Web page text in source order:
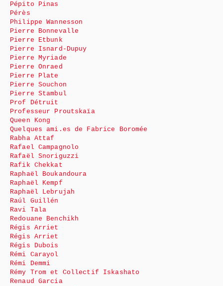
Pépito Pinas
Pérès
Philippe Wannesson
Pierre Bonnevalle
Pierre Etbunk
Pierre Isnard-Dupuy
Pierre Myriade
Pierre Onraed
Pierre Plate
Pierre Souchon
Pierre Stambul
Prof Détruit
Professeur Proutskaïa
Queen Kong
Quelques ami.es de Fabrice Boromée
Rabha Attaf
Rafael Campagnolo
Rafaël Snoriguzzi
Rafik Chekkat
Raphaël Boukandoura
Raphaël Kempf
Raphaël Lebrujah
Raúl Guillén
Ravi Tala
Redouane Benchikh
Régis Arriet
Régis Arriet
Régis Dubois
Rémi Carayol
Rémi Demmi
Rémy Trom et Collectif Iskashato
Renaud Garcia